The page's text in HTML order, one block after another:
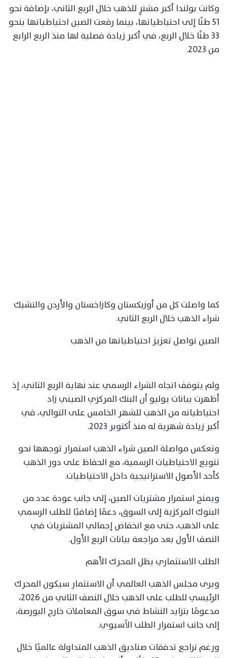
وكانت بولندا أكبر مشترٍ للذهب خلال الربع الثاني، بإضافة نحو
51 طنًا إلى احتياطياتها، بينما رفعت الصين احتياطياتها بنحو
33 طنًا خلال الربع، في أكبر زيادة فصلية لها منذ الربع الرابع
من 2023.
كما واصلت كل من أوزبكستان وكازاخستان والأردن والتشيك
شراء الذهب خلال الربع الثاني.
الصين تواصل تعزيز احتياطياتها من الذهب
ولم يتوقف اتجاه الشراء الرسمي عند نهاية الربع الثاني، إذ
أظهرت بيانات يوليو أن البنك المركزي الصيني زاد
احتياطياته من الذهب للشهر الخامس على التوالي، في
أكبر زيادة شهرية له منذ أكتوبر 2023.
وتعكس مواصلة الصين شراء الذهب استمرار توجهها نحو
تنويع الاحتياطيات الرسمية، مع الحفاظ على دور الذهب
كأحد الأصول الاستراتيجية داخل الاحتياطيات.
ويمنح استمرار مشتريات الصين، إلى جانب عودة عدد من
البنوك المركزية إلى السوق، دعمًا إضافيًا للطلب الرسمي
على الذهب، حتى مع انخفاض إجمالي المشتريات في
النصف الأول بعد مراجعة بيانات الربع الأول.
الطلب الاستثماري يظل المحرك الأهم
ويرى مجلس الذهب العالمي أن الاستثمار سيكون المحرك
الرئيسي للطلب على الذهب خلال النصف الثاني من 2026،
مدعومًا بتزايد النشاط في سوق المعاملات خارج البورصة،
إلى جانب استمرار الطلب الآسيوي.
ورغم تراجع تدفقات صناديق الذهب المتداولة عالميًا خلال